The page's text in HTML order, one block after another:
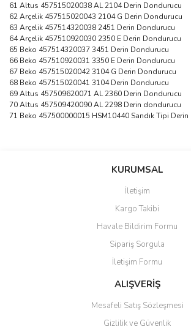
61 Altus 457515020038 AL 2104 Derin Dondurucu
62 Arçelik 457515020043 2104 G Derin Dondurucu
63 Arçelik 457514320038 2451 Derin Dondurucu
64 Arçelik 457510920030 2350 E Derin Dondurucu
65 Beko 457514320037 3451 Derin Dondurucu
66 Beko 457510920031 3350 E Derin Dondurucu
67 Beko 457515020042 3104 G Derin Dondurucu
68 Beko 457515020041 3104 Derin Dondurucu
69 Altus 457509620071 AL 2360 Derin Dondurucu
70 Altus 457509420090 AL 2298 Derin dondurucu
71 Beko 457500000015 HSM10440 Sandık Tipi
Bu ürüne ilk yorumu siz yapın!
Ürün resmi kalitesiz, bozuk veya
Ürün açıklamasında eksik bilgiler bulunuyor.
Ürün bilgilerinde hatalar bulunuyor.
Ürün fiyatı diğer sitelerden daha pahalı.
Bu ürüne benzer farklı alternatifler olmalı.
KURUMSAL
İletişim
Kargo Takibi
Havale Bildirim Formu
Sipariş Sorgula
İletişim Formu
ALIŞVERİŞ
Mesafeli Satış Sözleşmesi
Gizlilik ve Güvenlik